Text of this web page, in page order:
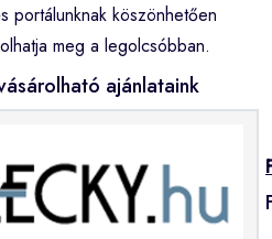
portálunknak köszönhetően
meg a legolcsóbban.
ajánlataink